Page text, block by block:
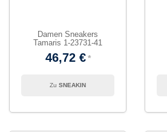
Damen Sneakers
Tamaris 1-23731-41
46,72 €
SNEAKIN